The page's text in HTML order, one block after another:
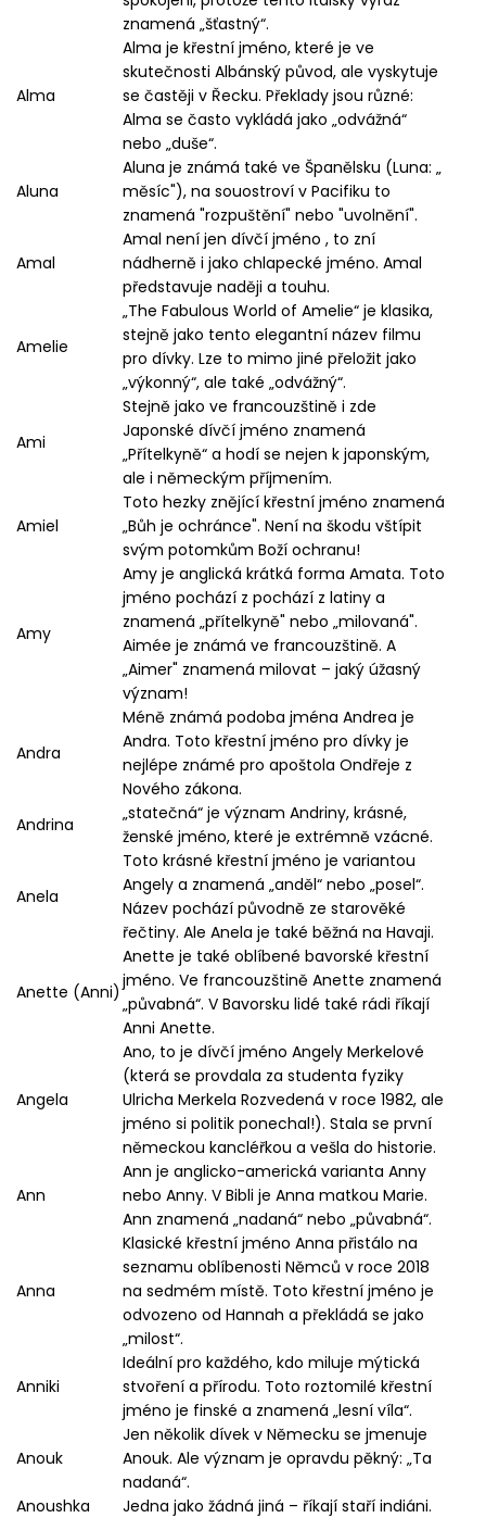
znamená „šťastný“.
Alma
Alma je křestní jméno, které je ve
skutečnosti Albánský původ, ale vyskytuje
se častěji v Řecku. Překlady jsou různé:
Alma se často vykládá jako „odvážná“
nebo „duše“.
Aluna
Aluna je známá také ve Španělsku (Luna: „
měsíc"), na souostroví v Pacifiku to
znamená "rozpuštění" nebo "uvolnění".
Amal
Amal není jen dívčí jméno , to zní
nádherně i jako chlapecké jméno. Amal
představuje naději a touhu.
Amelie
„The Fabulous World of Amelie“ je klasika,
stejně jako tento elegantní název filmu
pro dívky. Lze to mimo jiné přeložit jako
„výkonný“, ale také „odvážný“.
Ami
Stejně jako ve francouzštině i zde
Japonské dívčí jméno znamená
„Přítelkyně“ a hodí se nejen k japonským,
ale i německým příjmením.
Amiel
Toto hezky znějící křestní jméno znamená
„Bůh je ochránce". Není na škodu vštípit
svým potomkům Boží ochranu!
Amy
Amy je anglická krátká forma Amata. Toto
jméno pochází z pochází z latiny a
znamená „přítelkyně" nebo „milovaná".
Aimée je známá ve francouzštině. A
„Aimer" znamená milovat – jaký úžasný
význam!
Andra
Méně známá podoba jména Andrea je
Andra. Toto křestní jméno pro dívky je
nejlépe známé pro apoštola Ondřeje z
Nového zákona.
Andrina
„statečná“ je význam Andriny, krásné,
ženské jméno, které je extrémně vzácné.
Anela
Toto krásné křestní jméno je variantou
Angely a znamená „anděl“ nebo „posel“.
Název pochází původně ze starověké
řečtiny. Ale Anela je také běžná na Havaji.
Anette (Anni)
Anette je také oblíbené bavorské křestní
jméno. Ve francouzštině Anette znamená
„půvabná“. V Bavorsku lidé také rádi říkají
Anni Anette.
Angela
Ano, to je dívčí jméno Angely Merkelové
(která se provdala za studenta fyziky
Ulricha Merkela Rozvedená v roce 1982, ale
jméno si politik ponechal!). Stala se první
německou kancléřkou a vešla do historie.
Ann
Ann je anglicko-americká varianta Anny
nebo Anny. V Bibli je Anna matkou Marie.
Ann znamená „nadaná“ nebo „půvabná“.
Anna
Klasické křestní jméno Anna přistálo na
seznamu oblíbenosti Němců v roce 2018
na sedmém místě. Toto křestní jméno je
odvozeno od Hannah a překládá se jako
„milost“.
Anniki
Ideální pro každého, kdo miluje mýtická
stvoření a přírodu. Toto roztomilé křestní
jméno je finské a znamená „lesní víla“.
Anouk
Jen několik dívek v Německu se jmenuje
Anouk. Ale význam je opravdu pěkný: „Ta
nadaná“.
Anoushka
Jedna jako žádná jiná – říkají staří indiáni.